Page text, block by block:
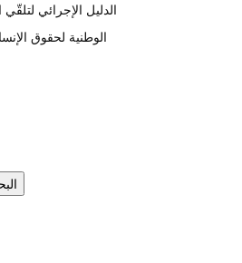
الدليل الإجرائي
الوطنية لحقوق